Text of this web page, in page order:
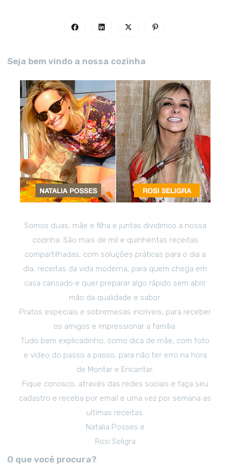
Seja bem vindo a nossa cozinha
Somos duas, mãe e filha e juntas dividimos a nossa
cozinha. São mais de mil e quinhentas receitas
compartilhadas, com soluções práticas para o dia a
dia, receitas da vida moderna, para quem chega em
casa cansado e quer preparar algo rápido sem abrir
mão da qualidade e sabor.
Pratos especiais e sobremesas incríveis, para receber
os amigos e impressionar a família.
Tudo bem explicadinho, como dica de mãe, com foto
e vídeo do passo a passo, para não ter erro na hora
de Montar e Encantar.
Fique conosco, através das redes sociais e faça seu
cadastro e receba por email e uma vez por semana as
ultimas receitas.
Natalia Posses e
Rosi Seligra
O que você procura?